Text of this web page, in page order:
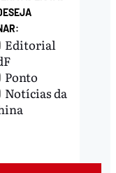
Editorial
Ponto
Notícias da